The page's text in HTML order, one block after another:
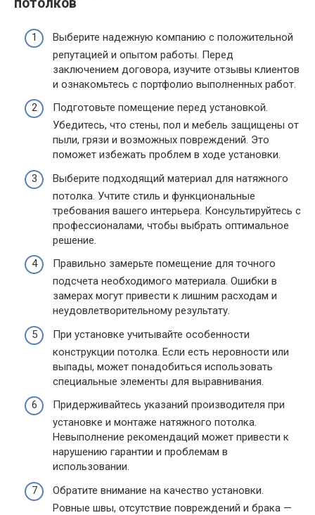
Выберите надежную компанию с положительной
репутацией и опытом работы. Перед
заключением договора, изучите отзывы клиентов
и ознакомьтесь с портфолио выполненных работ.
Подготовьте помещение перед установкой.
Убедитесь, что стены, пол и мебель защищены от
пыли, грязи и возможных повреждений. Это
поможет избежать проблем в ходе установки.
Выберите подходящий материал для натяжного
потолка. Учтите стиль и функциональные
требования вашего интерьера. Консультируйтесь с
профессионалами, чтобы выбрать оптимальное
решение.
Правильно замерьте помещение для точного
подсчета необходимого материала. Ошибки в
замерах могут привести к лишним расходам и
неудовлетворительному результату.
При установке учитывайте особенности
конструкции потолка. Если есть неровности или
выпады, может понадобиться использовать
специальные элементы для выравнивания.
Придерживайтесь указаний производителя при
установке и монтаже натяжного потолка.
Невыполнение рекомендаций может привести к
нарушению гарантии и проблемам в
использовании.
Обратите внимание на качество установки.
Ровные швы, отсутствие повреждений и брака —